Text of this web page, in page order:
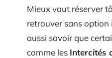
Mieux vaut réserver
retrouver sans
aussi savoir que
comme les Intercités